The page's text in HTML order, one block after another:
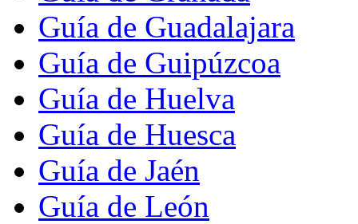
Guía de Guadalajara
Guía de Guipúzcoa
Guía de Huelva
Guía de Huesca
Guía de Jaén
Guía de León